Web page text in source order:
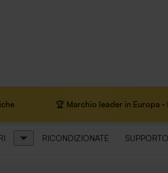
Marchio leader in Europa · 📦 Spedizione
RICONDIZIONATE SUPPORTO